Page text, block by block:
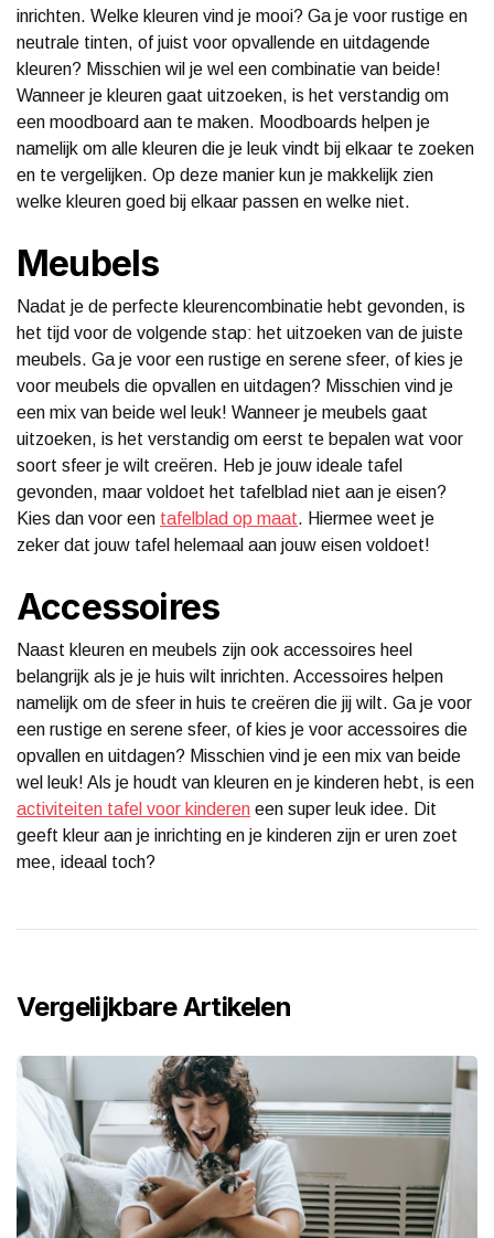
inrichten. Welke kleuren vind je mooi? Ga je voor rustige en
neutrale tinten, of juist voor opvallende en uitdagende
kleuren? Misschien wil je wel een combinatie van beide!
Wanneer je kleuren gaat uitzoeken, is het verstandig om
een moodboard aan te maken. Moodboards helpen je
namelijk om alle kleuren die je leuk vindt bij elkaar te zoeken
en te vergelijken. Op deze manier kun je makkelijk zien
welke kleuren goed bij elkaar passen en welke niet.
Meubels
Nadat je de perfecte kleurencombinatie hebt gevonden, is
het tijd voor de volgende stap: het uitzoeken van de juiste
meubels. Ga je voor een rustige en serene sfeer, of kies je
voor meubels die opvallen en uitdagen? Misschien vind je
een mix van beide wel leuk! Wanneer je meubels gaat
uitzoeken, is het verstandig om eerst te bepalen wat voor
soort sfeer je wilt creëren. Heb je jouw ideale tafel
gevonden, maar voldoet het tafelblad niet aan je eisen?
Kies dan voor een tafelblad op maat. Hiermee weet je
zeker dat jouw tafel helemaal aan jouw eisen voldoet!
Accessoires
Naast kleuren en meubels zijn ook accessoires heel
belangrijk als je je huis wilt inrichten. Accessoires helpen
namelijk om de sfeer in huis te creëren die jij wilt. Ga je voor
een rustige en serene sfeer, of kies je voor accessoires die
opvallen en uitdagen? Misschien vind je een mix van beide
wel leuk! Als je houdt van kleuren en je kinderen hebt, is een
activiteiten tafel voor kinderen een super leuk idee. Dit
geeft kleur aan je inrichting en je kinderen zijn er uren zoet
mee, ideaal toch?
Vergelijkbare Artikelen